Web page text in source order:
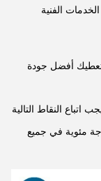
تعطيك أفضل جودة
أن درجة حرارة اللحام أقل من 260 درجة مئوية في جميع